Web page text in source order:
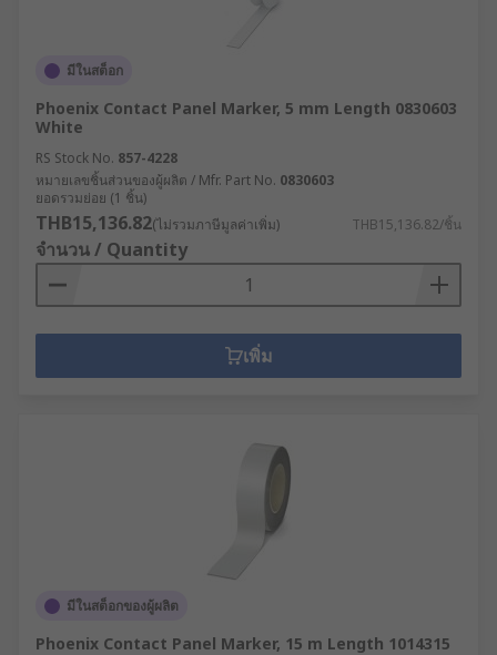
มีในสต็อก
Phoenix Contact Panel Marker, 5 mm Length 0830603
White
RS Stock No. 857-4228
หมายเลขชิ้นส่วนของผู้ผลิต / Mfr. Part No. 0830603
ยอดรวมย่อย (1 ชิ้น)
THB15,136.82(ไม่รวมภาษีมูลค่าเพิ่ม) THB15,136.82/ชิ้น
จำนวน / Quantity
เพิ่ม
มีในสต็อกของผู้ผลิต
Phoenix Contact Panel Marker, 15 m Length 1014315